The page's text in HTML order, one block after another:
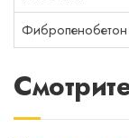
Фибропенобетон